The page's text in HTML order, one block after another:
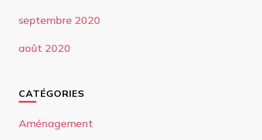
septembre 2020
août 2020
CATÉGORIES
Aménagement